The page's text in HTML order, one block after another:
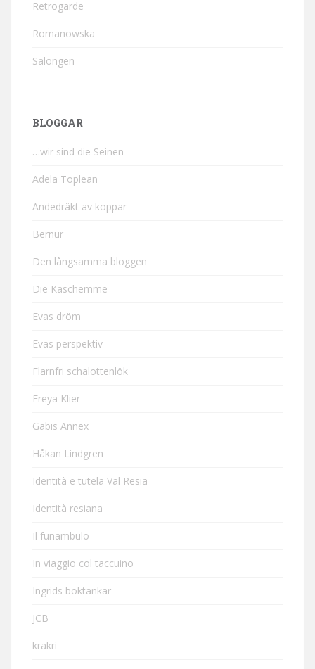
Retrogarde
Romanowska
Salongen
BLOGGAR
…wir sind die Seinen
Adela Toplean
Andedräkt av koppar
Bernur
Den långsamma bloggen
Die Kaschemme
Evas dröm
Evas perspektiv
Flarnfri schalottenlök
Freya Klier
Gabis Annex
Håkan Lindgren
Identità e tutela Val Resia
Identità resiana
Il funambulo
In viaggio col taccuino
Ingrids boktankar
JCB
krakri